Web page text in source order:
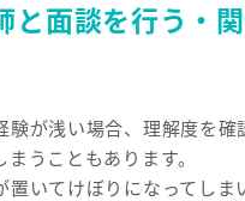
と面談を行う・
験が浅い場合、理解度を確
うこともあります。
置いてけぼりになってしま